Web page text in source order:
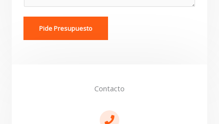
Pide Presupuesto
Contacto